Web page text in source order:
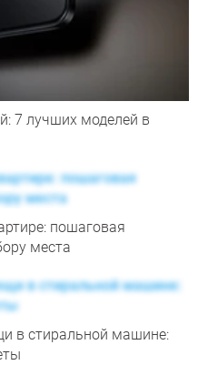
7 лучших моделей в
пошаговая
места
в стиральной машине: